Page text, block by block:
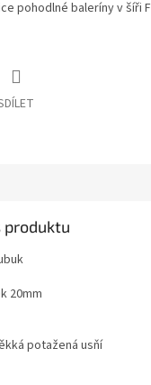
pohodlné baleríny v šíři F
produktu
20mm
potažená usňí